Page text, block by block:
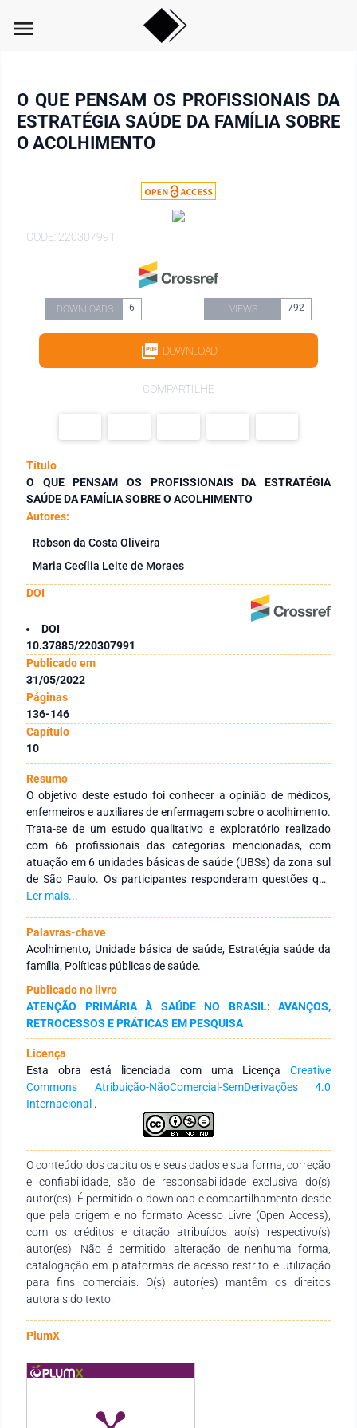
menu
O QUE PENSAM OS PROFISSIONAIS DA
ESTRATÉGIA SAÚDE DA FAMÍLIA SOBRE
O ACOLHIMENTO
CODE: 220307991
DOWNLOADS 6 VIEWS 792
DOWNLOAD
COMPARTILHE
Título
O QUE PENSAM OS PROFISSIONAIS DA ESTRATÉGIA
SAÚDE DA FAMÍLIA SOBRE O ACOLHIMENTO
Autores:
Robson da Costa Oliveira
Maria Cecília Leite de Moraes
DOI
DOI
10.37885/220307991
Publicado em
31/05/2022
Páginas
136-146
Capítulo
10
Resumo
O objetivo deste estudo foi conhecer a opinião de médicos,
enfermeiros e auxiliares de enfermagem sobre o acolhimento.
Trata-se de um estudo qualitativo e exploratório realizado
com 66 profissionais das categorias mencionadas, com
atuação em 6 unidades básicas de saúde (UBSs) da zona sul
de São Paulo. Os participantes responderam questões que
foram analisadas a partir do método do Discurso do Sujeito
respondentes observam o acolhimento como uma imensa
porta de entrada para o serviço de saúde; 14% consideram a
ação confusa; 13% acreditam tratar-se de um atendimento
resolutivo a ser desempenhado por todos. Grande parte das
respostas pontuam a falta de preparação para o
desempenho da tarefa. Constata-se que o treinamento do
profissional é um caminho para que a prática do acolhimento
se consolide conforme o previsto no Sistema Único de Saúde.
A continuidade de pesquisas sobre o acolhimento é muito
importante para a adequação e fortalecimento de mudanças
na prática tanto para os usuários como para os serviços, pois
ele é reconhecidamente a grande porta de entrada para os
Ler mais...
Palavras-chave
Acolhimento, Unidade básica de saúde, Estratégia saúde da
família, Políticas públicas de saúde.
Publicado no livro
ATENÇÃO PRIMÁRIA À SAÚDE NO BRASIL: AVANÇOS,
RETROCESSOS E PRÁTICAS EM PESQUISA
Licença
Esta obra está licenciada com uma Licença Creative
Commons Atribuição-NãoComercial-SemDerivações 4.0
Internacional .
O conteúdo dos capítulos e seus dados e sua forma, correção
e confiabilidade, são de responsabilidade exclusiva do(s)
autor(es). É permitido o download e compartilhamento desde
que pela origem e no formato Acesso Livre (Open Access),
com os créditos e citação atribuídos ao(s) respectivo(s)
autor(es). Não é permitido: alteração de nenhuma forma,
catalogação em plataformas de acesso restrito e utilização
para fins comerciais. O(s) autor(es) mantêm os direitos
autorais do texto.
PlumX